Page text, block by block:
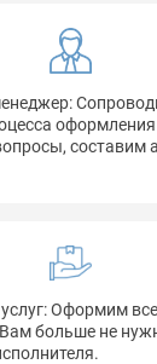
составим
Оформим
больше не